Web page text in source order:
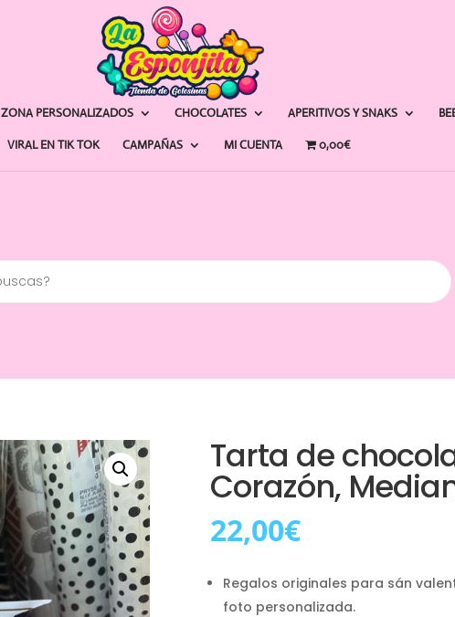
ZONA PERSONALIZADOS CHOCOLATES APERITIVOS Y SNAKS
VIRAL EN TIK TOK CAMPAÑAS MI CUENTA 0,00€
Tarta de
Corazón,
22,00€
Regalos originales para sán
foto personalizada.